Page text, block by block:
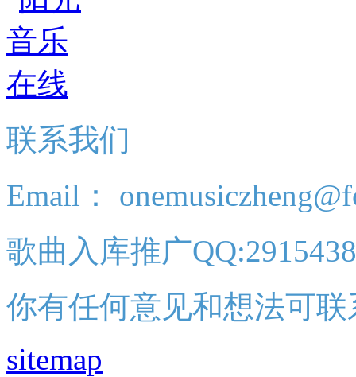
联系我们
Email：
歌曲入库推广
你有任何意见和想法可
sitemap